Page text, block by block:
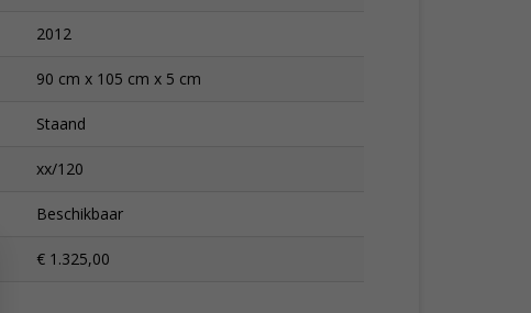
2012
90 cm x 105 cm x 5 cm
Staand
xx/120
Beschikbaar
€ 1.325,00